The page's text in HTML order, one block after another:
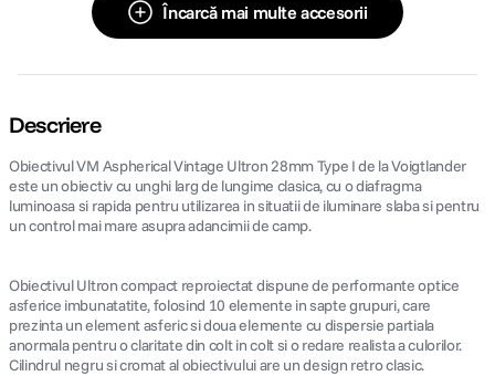
Încarcă mai multe accesorii
Descriere
Obiectivul VM Aspherical Vintage Ultron 28mm Type I de la Voigtlander
este un obiectiv cu unghi larg de lungime clasica, cu o diafragma
luminoasa si rapida pentru utilizarea in situatii de iluminare slaba si pentru
un control mai mare asupra adancimii de camp.
Obiectivul Ultron compact reproiectat dispune de performante optice
asferice imbunatatite, folosind 10 elemente in sapte grupuri, care
prezinta un element asferic si doua elemente cu dispersie partiala
anormala pentru o claritate din colt in colt si o redare realista a culorilor.
Cilindrul negru si cromat al obiectivului are un design retro clasic.